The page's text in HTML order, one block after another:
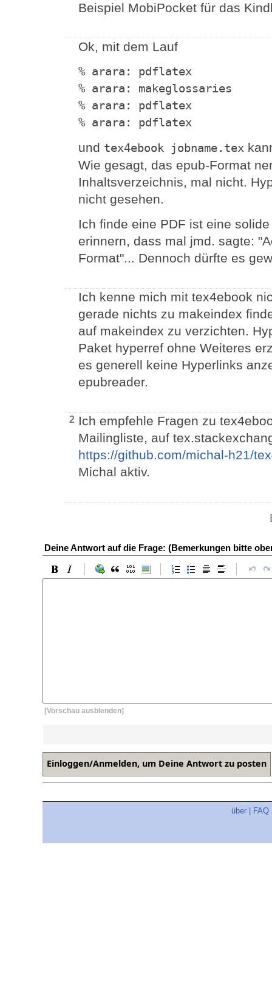
Beispiel MobiPocket für das
Ok, mit dem Lauf
% arara: pdflatex
% arara: makeglossaries
% arara: pdflatex
% arara: pdflatex
und tex4ebook jobname.tex
Wie gesagt, das epub-Format
Inhaltsverzeichnis, mal nicht.
nicht gesehen.
Ich finde eine PDF ist eine
erinnern, dass mal jmd. sagte:
Format"... Dennoch dürfte es
Ich kenne mich mit tex4ebook
gerade nichts zu makeindex
auf makeindex zu verzichten.
Paket hyperref ohne Weiteres
es generell keine Hyperlinks
epubreader.
2 Ich empfehle Fragen zu
Mailingliste, auf
https://github.com/michal-h21/
Michal aktiv.
Deine Antwort auf die Frage: (Bemerkungen bitte
[Vorschau ausblenden]
über FAQ